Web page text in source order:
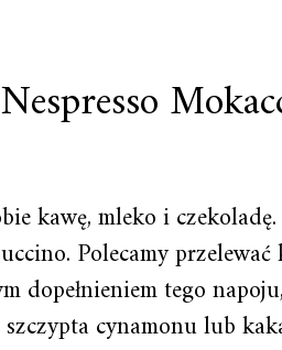
kawę, mleko i
Polecamy
tego
cynamonu lub